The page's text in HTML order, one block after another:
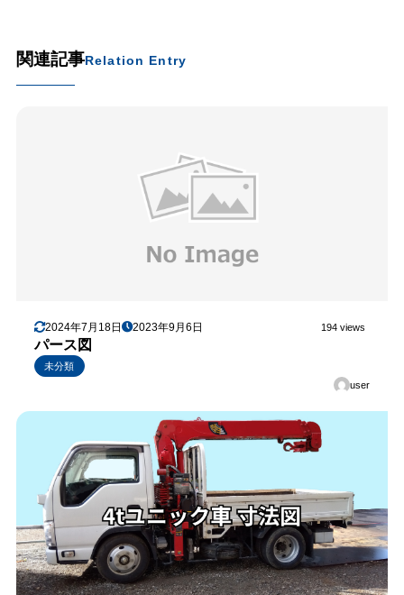
関連記事Relation Entry
2024年7月18日 2023年9月6日 194 views
パース図
未分類
user